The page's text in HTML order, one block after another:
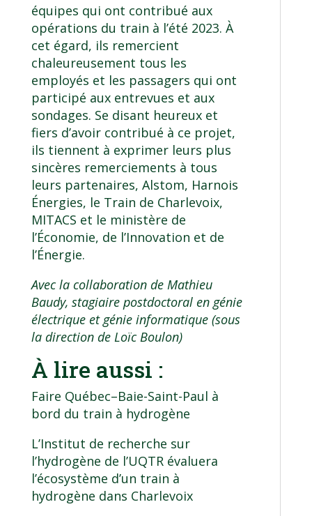
équipes qui ont contribué aux
opérations du train à l’été 2023. À
cet égard, ils remercient
chaleureusement tous les
employés et les passagers qui ont
participé aux entrevues et aux
sondages. Se disant heureux et
fiers d’avoir contribué à ce projet,
ils tiennent à exprimer leurs plus
sincères remerciements à tous
leurs partenaires, Alstom, Harnois
Énergies, le Train de Charlevoix,
MITACS et le ministère de
l’Économie, de l’Innovation et de
l’Énergie.
Avec la collaboration de Mathieu
Baudy, stagiaire postdoctoral en génie
électrique et génie informatique(sous
la direction de Loïc Boulon)
À lire aussi :
Faire Québec–Baie-Saint-Paul à
bord du train à hydrogène
L’Institut de recherche sur
l’hydrogène de l’UQTR évaluera
l’écosystème d’un train à
hydrogène dans Charlevoix